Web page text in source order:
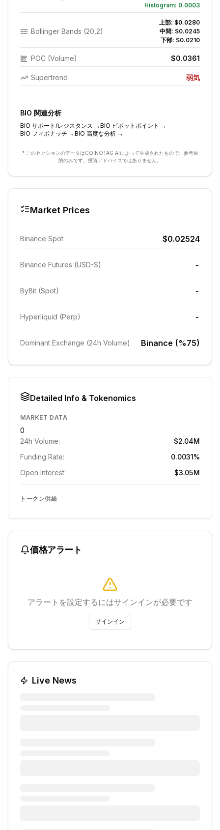
Histogram: 0.0003
Bollinger Bands (20,2)
上部: $0.0280
中間: $0.0245
下部: $0.0210
POC (Volume) $0.0361
Supertrend 弱気
BIO 関連分析
BIO サポート/レジスタンス →BIO ピボットポイント →
BIO フィボナッチ →BIO 高度な分析 →
* このセクションのデータはCOINOTAG AIによって生成されたもので、参考目
的のみです。投資アドバイスではありません。
Market Prices
Binance Spot $0.02524
Binance Futures (USD-S) -
ByBit (Spot) -
Hyperliquid (Perp) -
Dominant Exchange (24h Volume) Binance (%75)
Detailed Info & Tokenomics
MARKET DATA
0
24h Volume:
$2.04M
Funding Rate:
0.0031%
Open Interest:
$3.05M
トークン供給
価格アラート
アラートを設定するにはサインインが必要です
サインイン
Live News